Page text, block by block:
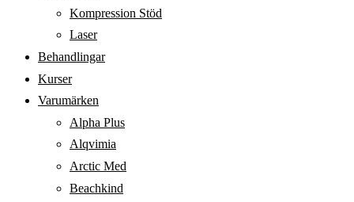
Kompression Stöd
Laser
Behandlingar
Kurser
Varumärken
Alpha Plus
Alqvimia
Arctic Med
Beachkind